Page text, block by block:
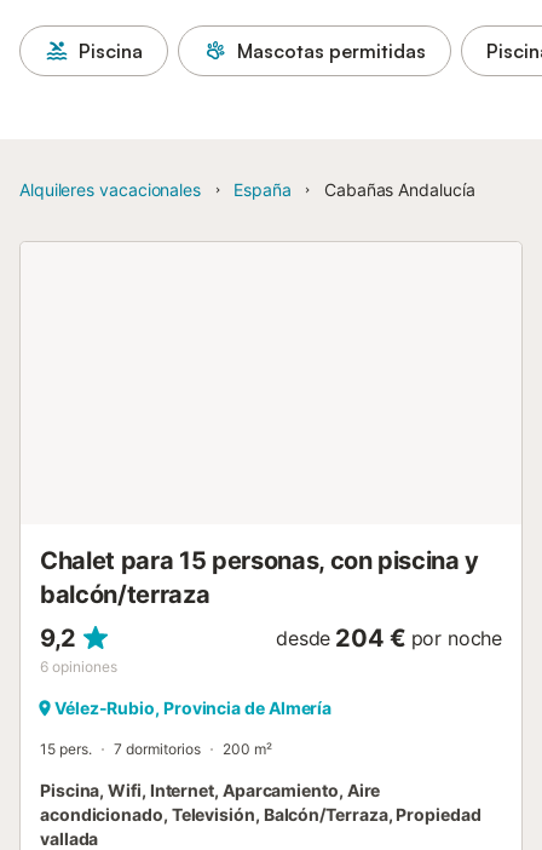
Piscina Mascotas permitidas
Alquileres vacacionales España Cabañas Andalucía
Chalet para 15 personas, con piscina y
balcón/terraza
9,2
6 opiniones
desde 204 € por noche
Vélez-Rubio, Provincia de Almería
15 pers. 7 dormitorios 200 m²
Piscina, Wifi, Internet, Aparcamiento, Aire
acondicionado, Televisión, Balcón/Terraza, Propiedad
vallada